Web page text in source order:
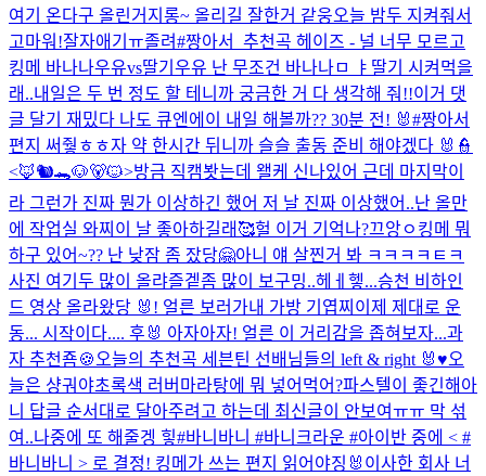
여기 온다구 올린거지롱~ 올리길 잘한거 같웅오늘 밤두 지켜줘서
고마워!잘자애기ㅠ졸려#짱아서_추천곡 헤이즈 - 널 너무 모르고
킹메 바나나우유vs딸기우유 난 무조건 바나나ㅁ ㅑ 딸기 시켜먹을
래..내일은 두 번 정도 할 테니까 궁금한 거 다 생각해 줘!!이거 댓
글 달기 재밌다 나도 큐엔에이 내일 해볼까?? 30분 전! 🐰#짱아서
편지 써줳ㅎㅎ자 약 한시간 뒤니까 슬슬 출동 준비 해야겠다 🐰👮
<🦊🐿️🐊🐶🐻🐱>방금 직캠봣는데 왤케 신나있어 근데 마지막이
라 그런가 진짜 뭔가 이상하긴 했어 저 날 진짜 이상했어..난 올만
에 작업실 와찌 이 날 좋아하길래🥰헐 이거 기억나?끄앙ㅇ 킹메 뭐
하구 있어~?? 난 낮잠 좀 잤당🤗아니 얘 살찐거 봐 ㅋㅋㅋㅋㅌㅋ
사진 여기두 많이 올랴즐겥좀 많이 보구밍..헤ㅔ헿...승천 비하인
드 영상 올라왔당 🐰! 얼른 보러가내 가방 기엽찌 이제 제대로 운
동... 시작이다.... 후🐰 아자아자! 얼른 이 거리감을 좁혀보자...과
자 추천죰🍪 오늘의 추천곡 세븐틴 선배님들의 left & right 🐰♥️오
늘은 샹궈야초록색 러버 마라탕에 뭐 넣어먹어?파스텔이 좋긴해 아
니 답글 순서대로 달아주려고 하는데 최신글이 안보여ㅠㅠ 막 섞
여..나중에 또 해줄겡 힣#바니바니 #바니크라운 #아이반 중에 < #
바니바니 > 로 결정! 킹메가 쓰는 편지 읽어야징🐰 이사한 회사 너